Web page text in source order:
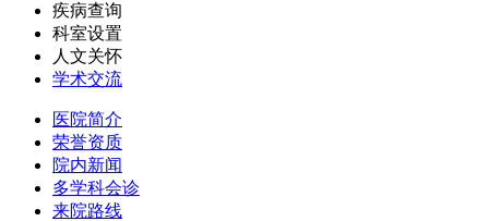
疾病查询
科室设置
人文关怀
学术交流
医院简介
荣誉资质
院内新闻
多学科会诊
来院路线